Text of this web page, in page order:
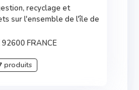
recyclage et
sur l'ensemble de l'île de
92600 FRANCE
produits